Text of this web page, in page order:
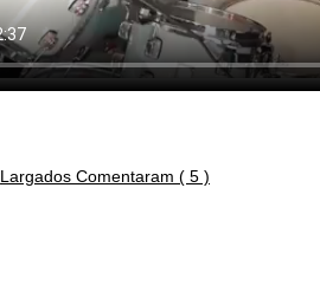
Largados Comentaram ( 5 )